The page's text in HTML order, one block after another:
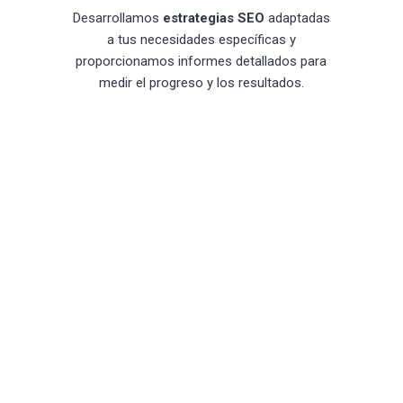
Desarrollamos estrategias SEO adaptadas
a tus necesidades específicas y
proporcionamos informes detallados para
medir el progreso y los resultados.